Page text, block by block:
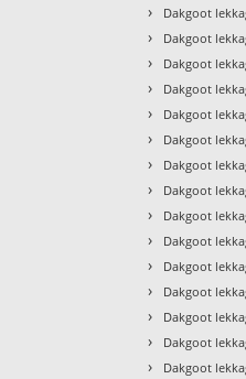
› Dakgoot
› Dakgoot
› Dakgoot
› Dakgoot
› Dakgoot
› Dakgoot
› Dakgoot
› Dakgoot
› Dakgoot
› Dakgoot
› Dakgoot
› Dakgoot
› Dakgoot
› Dakgoot
› Dakgoot